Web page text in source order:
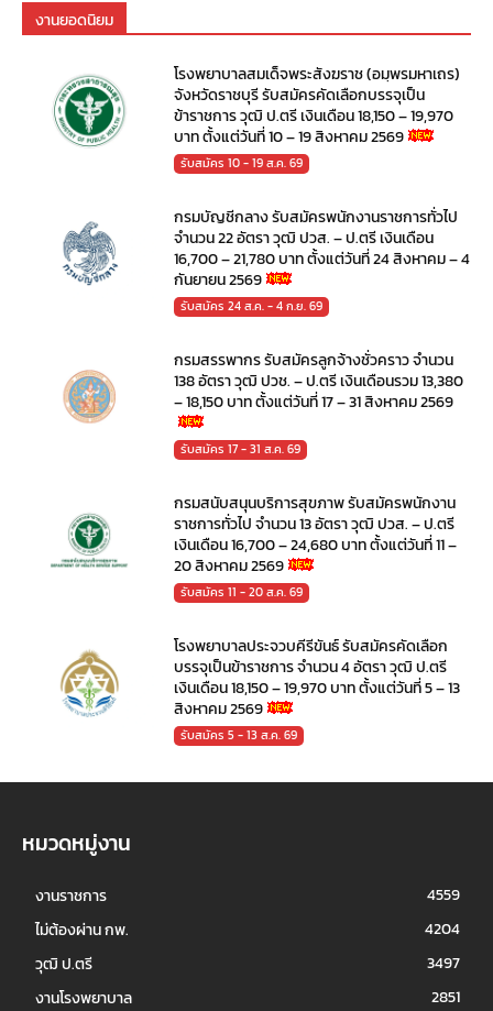
งานยอดนิยม
โรงพยาบาลสมเด็จพระสังฆราช (อมฺพรมหาเถร)
จังหวัดราชบุรี รับสมัครคัดเลือกบรรจุเป็น
ข้าราชการ วุฒิ ป.ตรี เงินเดือน 18,150 – 19,970
บาท ตั้งแต่วันที่ 10 – 19 สิงหาคม 2569
รับสมัคร 10 - 19 ส.ค. 69
กรมบัญชีกลาง รับสมัครพนักงานราชการทั่วไป
จำนวน 22 อัตรา วุฒิ ปวส. – ป.ตรี เงินเดือน
16,700 – 21,780 บาท ตั้งแต่วันที่ 24 สิงหาคม – 4
กันยายน 2569
รับสมัคร 24 ส.ค. - 4 ก.ย. 69
กรมสรรพากร รับสมัครลูกจ้างชั่วคราว จำนวน
138 อัตรา วุฒิ ปวช. – ป.ตรี เงินเดือนรวม 13,380
– 18,150 บาท ตั้งแต่วันที่ 17 – 31 สิงหาคม 2569
รับสมัคร 17 - 31 ส.ค. 69
กรมสนับสนุนบริการสุขภาพ รับสมัครพนักงาน
ราชการทั่วไป จำนวน 13 อัตรา วุฒิ ปวส. – ป.ตรี
เงินเดือน 16,700 – 24,680 บาท ตั้งแต่วันที่ 11 –
20 สิงหาคม 2569
รับสมัคร 11 - 20 ส.ค. 69
โรงพยาบาลประจวบคีรีขันธ์ รับสมัครคัดเลือก
บรรจุเป็นข้าราชการ จำนวน 4 อัตรา วุฒิ ป.ตรี
เงินเดือน 18,150 – 19,970 บาท ตั้งแต่วันที่ 5 – 13
สิงหาคม 2569
รับสมัคร 5 - 13 ส.ค. 69
หมวดหมู่งาน
งานราชการ
4559
ไม่ต้องผ่าน กพ.
4204
วุฒิ ป.ตรี
3497
งานโรงพยาบาล
2851